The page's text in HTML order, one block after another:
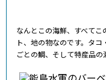
なんとこの海鮮、すべて
ト、地の物なのです。タ
ごとの鯛、そして特産品の